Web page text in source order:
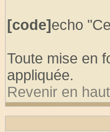
[code]echo
Toute mise en
appliquée.
Revenir en haut